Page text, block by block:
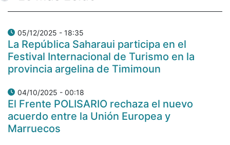
05/12/2025 - 18:35
La República Saharaui participa en el
Festival Internacional de Turismo en la
provincia argelina de Timimoun
04/10/2025 - 00:18
El Frente POLISARIO rechaza el nuevo
acuerdo entre la Unión Europea y
Marruecos